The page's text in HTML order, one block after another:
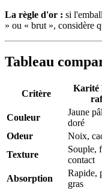
La règle d'or : si
» ou « brut », considère
Tableau
Critère
Karité
Couleur
Jaune
doré
Odeur
Noix,
Texture
Souple,
contact
Absorption
Rapide,
gras